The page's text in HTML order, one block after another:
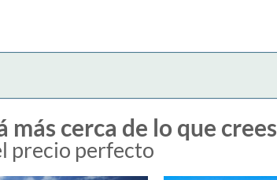
más cerca de lo que crees
precio perfecto